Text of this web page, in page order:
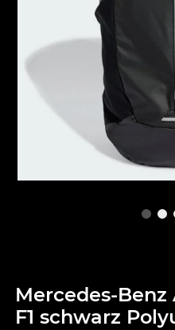
Mercedes-Benz
F1 schwarz